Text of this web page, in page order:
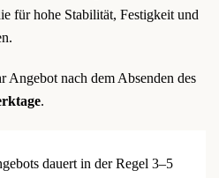
für hohe Stabilität, Festigkeit und
Angebot nach dem Absenden des
.
dauert in der Regel 3–5